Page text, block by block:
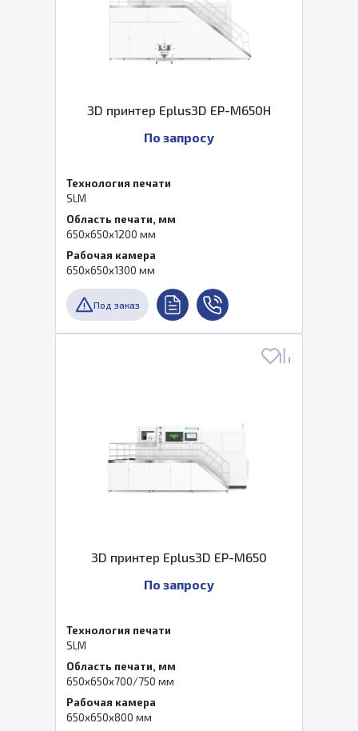
3D принтер Eplus3D EP-M650H
По запросу
Технология печати
SLM
Область печати, мм
650x650x1200 мм
Рабочая камера
650x650x1300 мм
Под заказ
3D принтер Eplus3D EP-M650
По запросу
Технология печати
SLM
Область печати, мм
650x650x700/750 мм
Рабочая камера
650x650x800 мм